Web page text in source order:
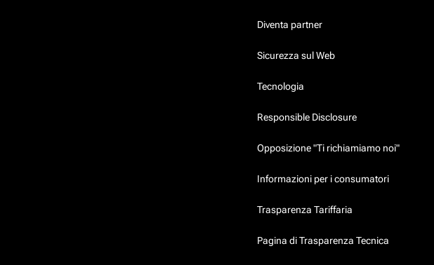
Diventa partner
Sicurezza sul Web
Tecnologia
Responsible Disclosure
Opposizione "Ti richiamiamo noi"
Informazioni per i consumatori
Trasparenza Tariffaria
Pagina di Trasparenza Tecnica